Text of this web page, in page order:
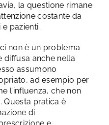
la questione rimane
costante da
pazienti.
non è un problema
diffusa anche nella
assumono
ad esempio per
l’influenza, che non
Questa pratica è
di